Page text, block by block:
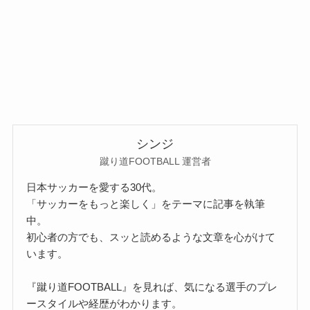
シンジ
蹴り道FOOTBALL 運営者
日本サッカーを愛する30代。
「サッカーをもっと楽しく」をテーマに記事を執筆
中。
初心者の方でも、スッと読めるような文章を心がけて
います。
『蹴り道FOOTBALL』を見れば、気になる選手のプレ
ースタイルや経歴がわかります。